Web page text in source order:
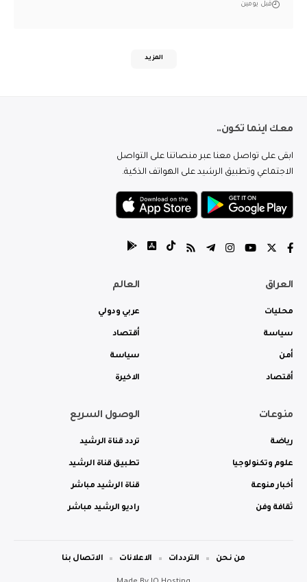
قبل يومين
المزيد
معك اينما تكون..
ابقى على تواصل معنا عبر منصاتنا على التواصل
الاجتماعي وتطبيق الرشيد على الهواتف الذكية.
العراق
محليات
سياسة
أمن
أقتصاد
العالم
عربي ودولي
أقتصاد
سياسة
الاخيرة
منوعات
رياضة
علوم وتكنولوجيا
أخبار منوعة
ثقافة وفن
الوصول السريع
تردد قناة الرشيد
تطبيق قناة الرشيد
قناة الرشيد مباشر
راديو الرشيد مباشر
من نحن الترددات الاعلانات الاتصال بنا